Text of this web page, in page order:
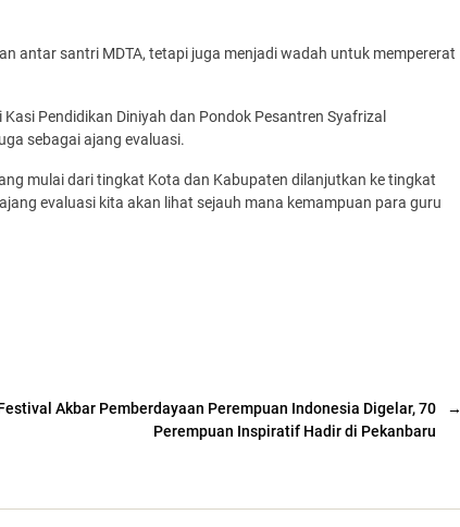
antar santri MDTA, tetapi juga menjadi wadah untuk mempererat
Pendidikan Diniyah dan Pondok Pesantren Syafrizal
sebagai ajang evaluasi.
mulai dari tingkat Kota dan Kabupaten dilanjutkan ke tingkat
evaluasi kita akan lihat sejauh mana kemampuan para guru
→
Akbar Pemberdayaan Perempuan Indonesia Digelar, 70
Perempuan Inspiratif Hadir di Pekanbaru